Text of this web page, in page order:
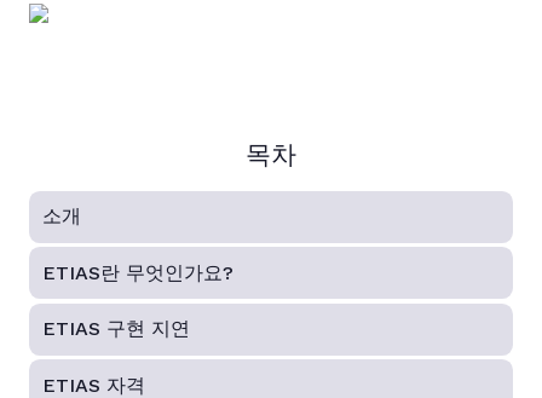
목차
소개
ETIAS란 무엇인가요?
ETIAS 구현 지연
ETIAS 자격